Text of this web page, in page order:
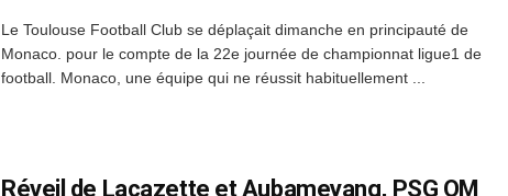
Le Toulouse Football Club se déplaçait dimanche en principauté de
Monaco. pour le compte de la 22e journée de championnat ligue1 de
football. Monaco, une équipe qui ne réussit habituellement ...
Réveil de Lacazette et Aubameyang, PSG OM